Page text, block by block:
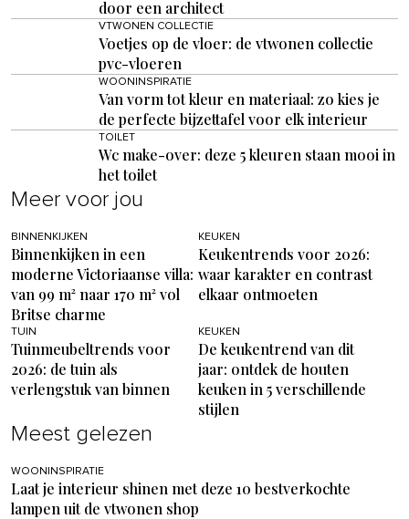
door een architect
VTWONEN COLLECTIE
Voetjes op de vloer: de vtwonen collectie
pvc-vloeren
WOONINSPIRATIE
Van vorm tot kleur en materiaal: zo kies je
de perfecte bijzettafel voor elk interieur
TOILET
Wc make-over: deze 5 kleuren staan mooi in
het toilet
Meer voor jou
BINNENKIJKEN
Binnenkijken in een
moderne Victoriaanse villa:
van 99 m² naar 170 m² vol
Britse charme
KEUKEN
Keukentrends voor 2026:
waar karakter en contrast
elkaar ontmoeten
TUIN
Tuinmeubeltrends voor
2026: de tuin als
verlengstuk van binnen
KEUKEN
De keukentrend van dit
jaar: ontdek de houten
keuken in 5 verschillende
stijlen
Meest gelezen
WOONINSPIRATIE
Laat je interieur shinen met deze 10 bestverkochte
lampen uit de vtwonen shop